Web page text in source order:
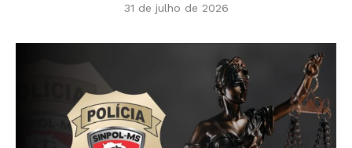
31 de julho de 2026